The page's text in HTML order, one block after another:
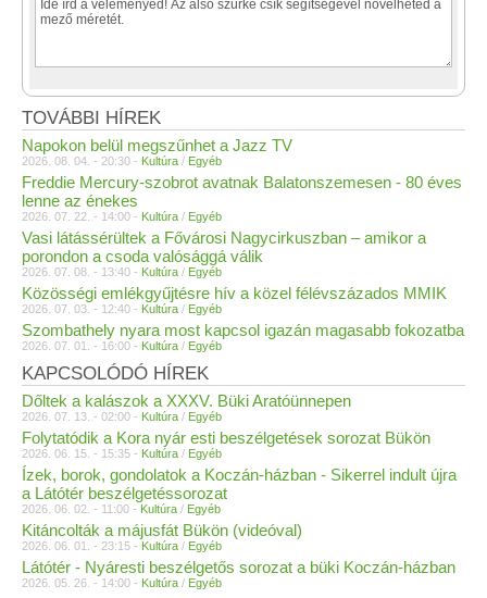
TOVÁBBI HÍREK
Napokon belül megszűnhet a Jazz TV
2026. 08. 04. - 20:30 - Kultúra / Egyéb
Freddie Mercury-szobrot avatnak Balatonszemesen - 80 éves
lenne az énekes
2026. 07. 22. - 14:00 - Kultúra / Egyéb
Vasi látássérültek a Fővárosi Nagycirkuszban – amikor a
porondon a csoda valósággá válik
2026. 07. 08. - 13:40 - Kultúra / Egyéb
Közösségi emlékgyűjtésre hív a közel félévszázados MMIK
2026. 07. 03. - 12:40 - Kultúra / Egyéb
Szombathely nyara most kapcsol igazán magasabb fokozatba
2026. 07. 01. - 16:00 - Kultúra / Egyéb
KAPCSOLÓDÓ HÍREK
Dőltek a kalászok a XXXV. Büki Aratóünnepen
2026. 07. 13. - 02:00 - Kultúra / Egyéb
Folytatódik a Kora nyár esti beszélgetések sorozat Bükön
2026. 06. 15. - 15:35 - Kultúra / Egyéb
Ízek, borok, gondolatok a Koczán-házban - Sikerrel indult újra
a Látótér beszélgetéssorozat
2026. 06. 02. - 11:00 - Kultúra / Egyéb
Kitáncolták a májusfát Bükön (videóval)
2026. 06. 01. - 23:15 - Kultúra / Egyéb
Látótér - Nyáresti beszélgetős sorozat a büki Koczán-házban
2026. 05. 26. - 14:00 - Kultúra / Egyéb